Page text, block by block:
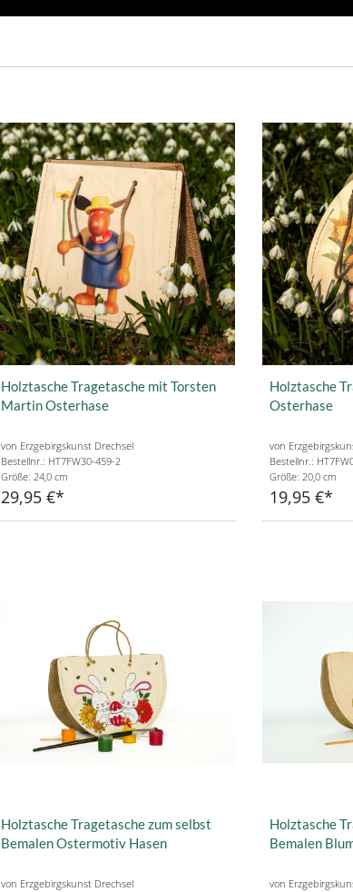
Holztasche Tragetasche mit Torsten
Martin Osterhase
von Erzgebirgskunst Drechsel
Bestellnr.: HT7FW30-459-2
Größe: 24,0 cm
29,95 €
Holztasche
Osterhase
von
Bestellnr.:
Größe: 20,0 cm
19,95 €
Holztasche Tragetasche zum selbst
Bemalen Ostermotiv Hasen
von Erzgebirgskunst Drechsel
Holztasche
Bemalen
von